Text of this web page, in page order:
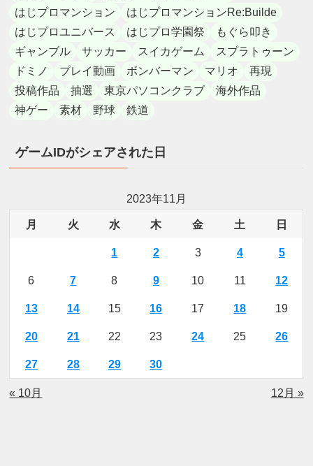
はじプロマンション
はじプロマンションRe:Builde
はじプロユニバース
はじプロ学園祭
もぐら叩き
ギャンブル
サッカー スイカゲーム
スプラトゥーン
ドミノ
プレイ動画 ボンバーマン マリオ
再現
投稿作品
抽選 東京パソコンクラブ
海外作品
神ゲー
素材 野球 鉄道
ゲームIDがシェアされた日
2023年11月
月 火 水 木 金 土 日
1 2 3 4 5
6 7 8 9 10 11 12
13 14 15 16 17 18 19
20 21 22 23 24 25 26
27 28 29 30
« 10月 12月 »